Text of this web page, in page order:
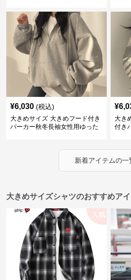
¥6,030 (税込)
大きめサイズ 大きめフード付き
パーカー秋冬長袖女性用ゆった
¥
大き
付き
新着アイテムの一
大きめサイズシャツのおすすめア
人気